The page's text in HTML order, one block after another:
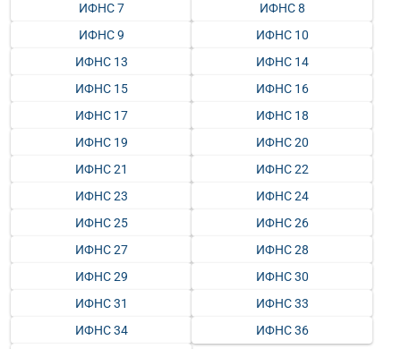
ИФНС 7
ИФНС 8
ИФНС 9
ИФНС 10
ИФНС 13
ИФНС 14
ИФНС 15
ИФНС 16
ИФНС 17
ИФНС 18
ИФНС 19
ИФНС 20
ИФНС 21
ИФНС 22
ИФНС 23
ИФНС 24
ИФНС 25
ИФНС 26
ИФНС 27
ИФНС 28
ИФНС 29
ИФНС 30
ИФНС 31
ИФНС 33
ИФНС 34
ИФНС 36